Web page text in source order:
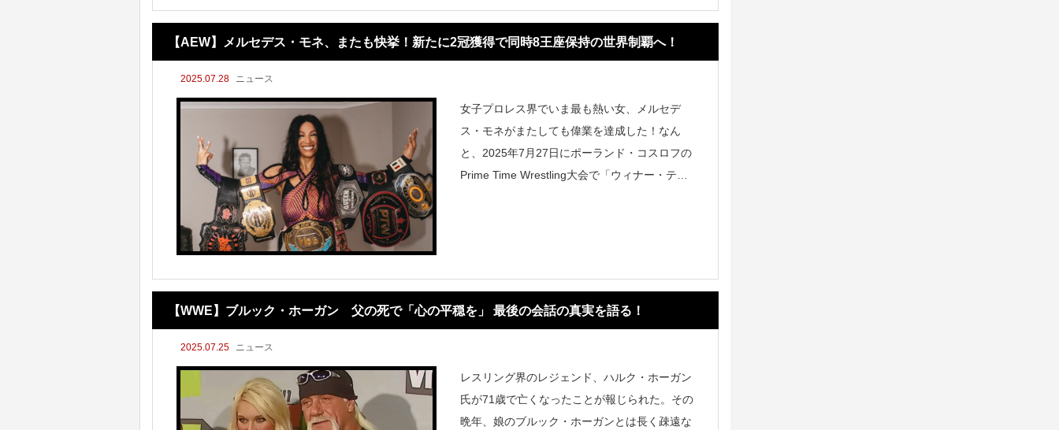
【AEW】メルセデス・モネ、またも快挙！新たに2冠獲得で同時8王座保持の世界制覇へ！
2025.07.28 ニュース
女子プロレス界でいま最も熱い女、メルセデ
ス・モネがまたしても偉業を達成した！なん
と、2025年7月27日にポーランド・コスロフの
Prime Time Wrestling大会で「ウィナー・テイ
【WWE】ブルック・ホーガン 父の死で「心の平穏を」 最後の会話の真実を語る！
2025.07.25 ニュース
レスリング界のレジェンド、ハルク・ホーガン
氏が71歳で亡くなったことが報じられた。その
晩年、娘のブルック・ホーガンとは長く疎遠な